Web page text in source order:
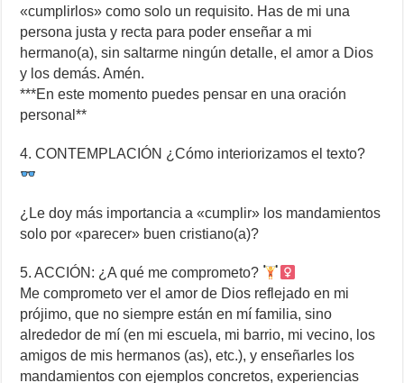
«cumplirlos» como solo un requisito. Has de mi una
persona justa y recta para poder enseñar a mi
hermano(a), sin saltarme ningún detalle, el amor a Dios
y los demás. Amén.
***En este momento puedes pensar en una oración
personal**
4. CONTEMPLACIÓN ¿Cómo interiorizamos el texto?
¿Le doy más importancia a «cumplir» los mandamientos
solo por «parecer» buen cristiano(a)?
5. ACCIÓN: ¿A qué me comprometo?
Me comprometo ver el amor de Dios reflejado en mi
prójimo, que no siempre están en mí familia, sino
alrededor de mí (en mi escuela, mi barrio, mi vecino, los
amigos de mis hermanos (as), etc.), y enseñarles los
mandamientos con ejemplos concretos, experiencias